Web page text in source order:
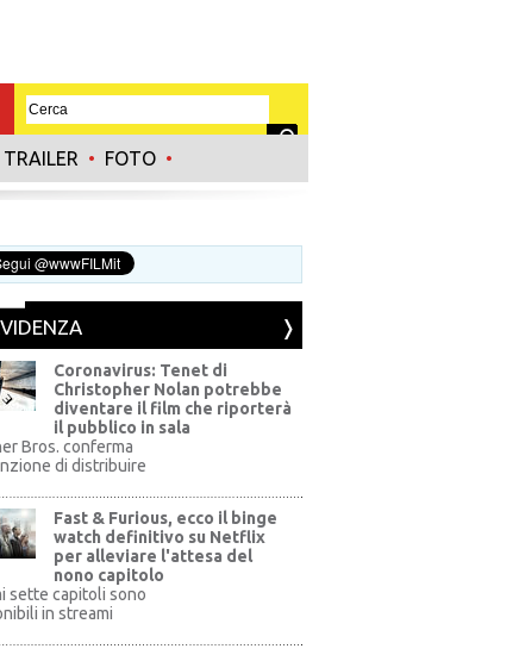
TRAILER • FOTO •
Coronavirus: Tenet di
Christopher Nolan potrebbe
diventare il film che riporterà
il pubblico in sala
Bros. conferma
di distribuire
Fast & Furious, ecco il binge
watch definitivo su Netflix
per alleviare l'attesa del
nono capitolo
sette capitoli sono
in streami